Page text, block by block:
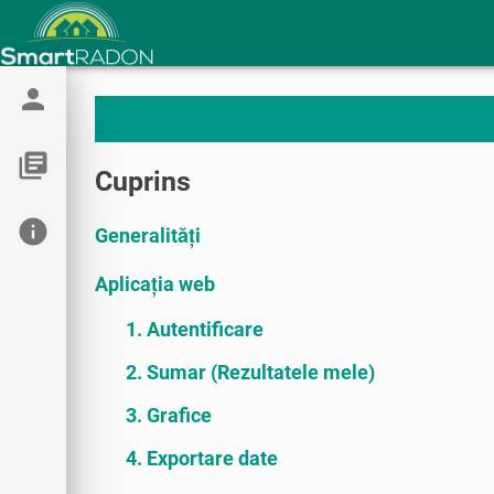
person
library_books
info
Cuprins
Generalități
Aplicația web
1. Autentificare
2. Sumar (Rezultatele mele)
3. Grafice
4. Exportare date